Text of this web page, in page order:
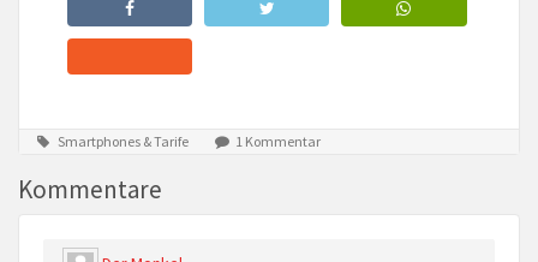
Smartphones & Tarife 1 Kommentar
Kommentare